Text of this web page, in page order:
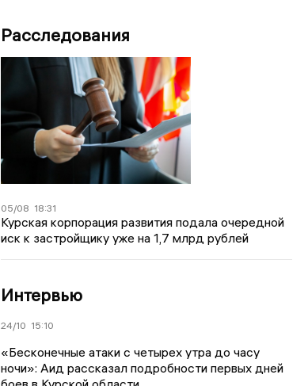
Расследования
05/08 18:31
Курская корпорация развития подала очередной
иск к застройщику уже на 1,7 млрд рублей
Интервью
24/10 15:10
«Бесконечные атаки с четырех утра до часу
ночи»: Аид рассказал подробности первых дней